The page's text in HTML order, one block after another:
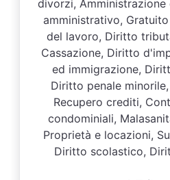
divorzi,
amministrativo,
del lavoro, Diritto
Cassazione, Diritto
ed immigrazione,
Diritto penale
Recupero crediti,
condominiali,
Proprietà e locazioni,
Diritto scolastico,